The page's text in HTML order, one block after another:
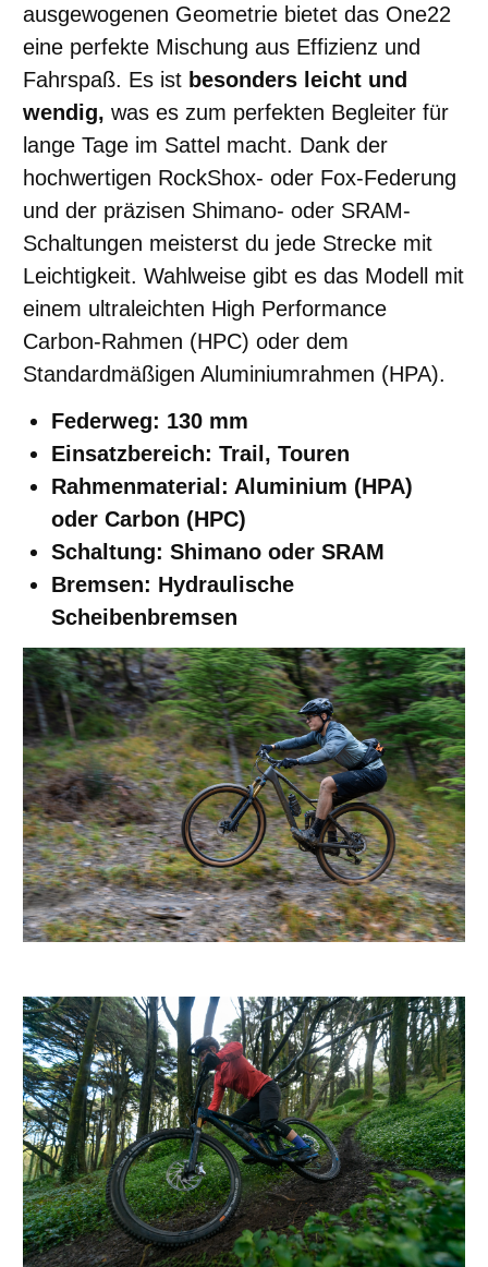
ausgewogenen Geometrie bietet das One22
eine perfekte Mischung aus Effizienz und
Fahrspaß. Es ist besonders leicht und
wendig, was es zum perfekten Begleiter für
lange Tage im Sattel macht. Dank der
hochwertigen RockShox- oder Fox-Federung
und der präzisen Shimano- oder SRAM-
Schaltungen meisterst du jede Strecke mit
Leichtigkeit. Wahlweise gibt es das Modell mit
einem ultraleichten High Performance
Carbon-Rahmen (HPC) oder dem
Standardmäßigen Aluminiumrahmen (HPA).
Federweg: 130 mm
Einsatzbereich: Trail, Touren
Rahmenmaterial: Aluminium (HPA)
oder Carbon (HPC)
Schaltung: Shimano oder SRAM
Bremsen: Hydraulische
Scheibenbremsen